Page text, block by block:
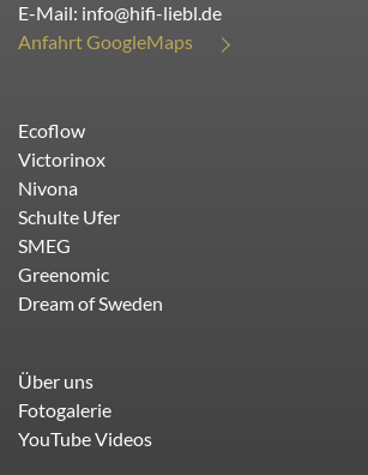
E-Mail: info@hifi-liebl.de
Anfahrt GoogleMaps
Ecoflow
Victorinox
Nivona
Schulte Ufer
SMEG
Greenomic
Dream of Sweden
Über uns
Fotogalerie
YouTube Videos